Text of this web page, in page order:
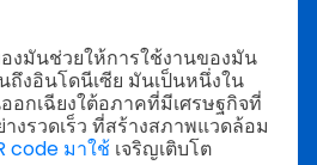
งมันช่วยให้การใช้งานของมัน
ถึงอินโดนีเซีย มันเป็นหนึ่งใน
อกเฉียงใต้อภาคที่มีเศรษฐกิจที่
งรวดเร็ว ที่สร้างสภาพแวดล้อม
code มาใช้ เจริญเติบโต